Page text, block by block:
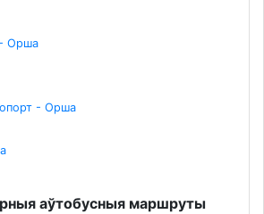
Орша
- Орша
аўтобусныя маршруты